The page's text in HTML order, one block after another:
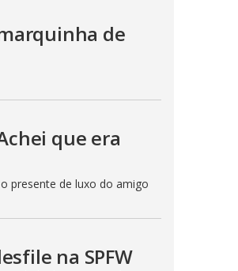
de
que era
presente de luxo do amigo
na SPFW